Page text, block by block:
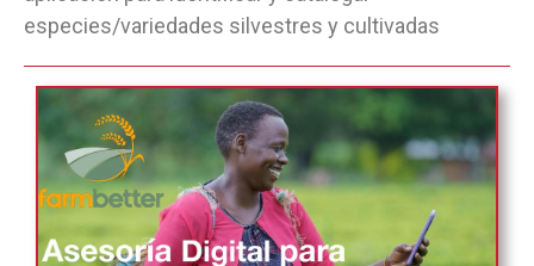
especies/variedades silvestres y cultivadas